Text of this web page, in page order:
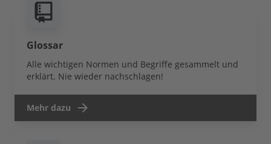
Glossar
Alle wichtigen Normen und Begriffe gesammelt und
erklärt. Nie wieder nachschlagen!
Mehr dazu